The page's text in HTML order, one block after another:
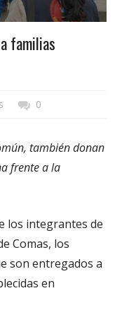
familias
0
también donan
frente a la
los integrantes de
Comas, los
son entregados a
en